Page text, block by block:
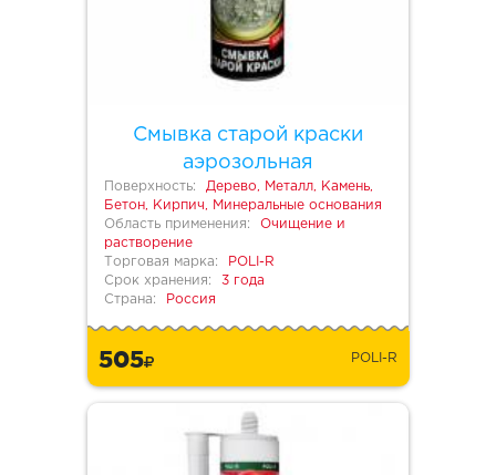
Смывка старой краски
аэрозольная
Поверхность:
Дерево, Металл, Камень,
Бетон, Кирпич, Минеральные основания
Область применения:
Очищение и
растворение
Торговая марка:
POLI-R
Срок хранения:
3 года
Страна:
Россия
505 POLI-R